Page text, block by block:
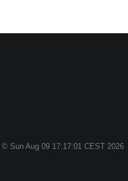
Sun Aug 09 17:17:01 CEST 2026